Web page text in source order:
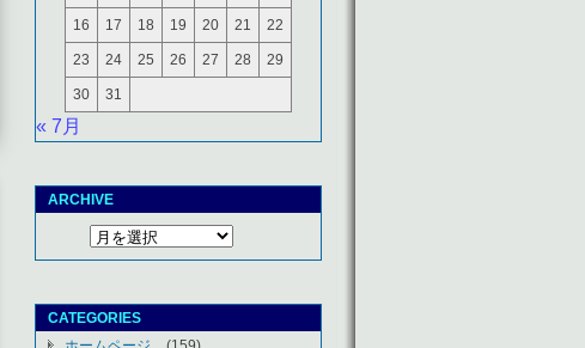
16 17 18 19 20 21 22
23 24 25 26 27 28 29
30 31
« 7月
ARCHIVE
CATEGORIES